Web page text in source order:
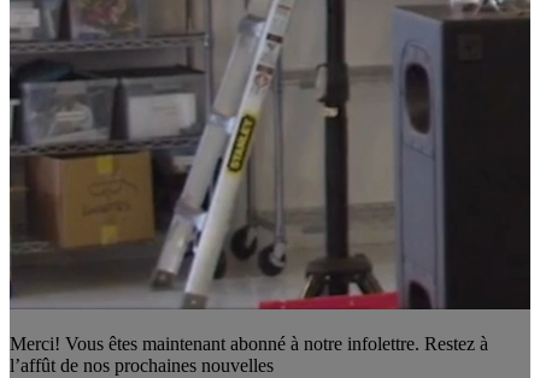
Merci! Vous êtes maintenant abonné à notre infolettre. Restez à
l’affût de nos prochaines nouvelles